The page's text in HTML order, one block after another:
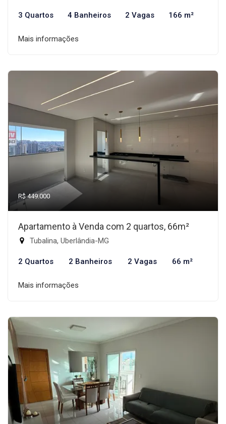
3 Quartos 4 Banheiros 2 Vagas 166 m²
Mais informações
R$ 449.000
Apartamento à Venda com 2 quartos, 66m²
Tubalina, Uberlândia-MG
2 Quartos 2 Banheiros 2 Vagas 66 m²
Mais informações